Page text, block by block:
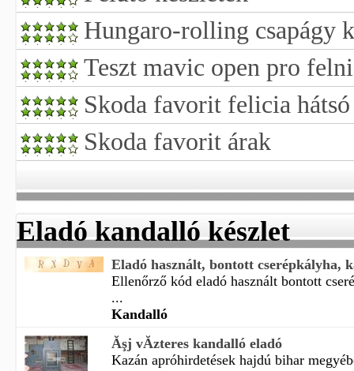
Hungaro-rolling csapágy
Teszt mavic open pro
Skoda favorit felicia
Skoda favorit árak
Eladó kandalló készlet
Eladó használt, bontott cserépkályha,
Ellenőrző kód eladó használt bontott
...
Kandalló
Ăşj vĂ­zteres kandalló eladó
Kazán apróhirdetések hajdú bihar